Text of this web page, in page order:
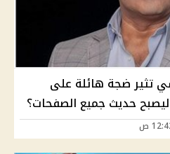
تثير ضجة هائلة على
حديث جميع الصفحات؟